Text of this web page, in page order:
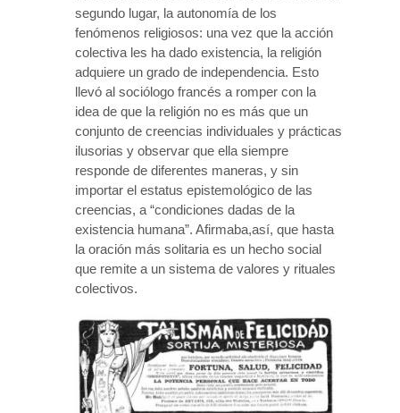
segundo lugar, la autonomía de los
fenómenos religiosos: una vez que la acción
colectiva les ha dado existencia, la religión
adquiere un grado de independencia. Esto
llevó al sociólogo francés a romper con la
idea de que la religión no es más que un
conjunto de creencias individuales y prácticas
ilusorias y observar que ella siempre
responde de diferentes maneras, y sin
importar el estatus epistemológico de las
creencias, a “condiciones dadas de la
existencia humana”. Afirmaba,así, que hasta
la oración más solitaria es un hecho social
que remite a un sistema de valores y rituales
colectivos.